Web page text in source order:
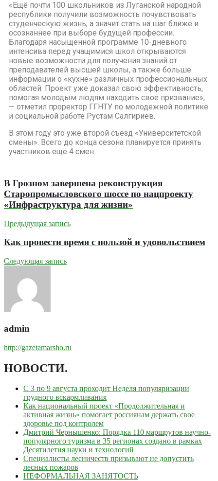
«Ещё почти 100 школьников из Луганской народной
республики получили возможность почувствовать
студенческую жизнь, а значит стать на шаг ближе и
осознаннее при выборе будущей профессии.
Благодаря насыщенной программе 10-дневного
интенсива перед учащимися школ открываются
новые возможности для получения знаний от
преподавателей высшей школы, а также больше
информации о «кухне» различных профессиональных
областей. Проект уже доказал свою эффективность,
помогая молодым людям находить свое призвание»,
— отметил проректор ГГНТУ по молодежной политике
и социальной работе Рустам Салгириев.
В этом году это уже второй съезд «Университетской
смены». Всего до конца сезона планируется принять
участников ещё 4 смен.
В Грозном завершена реконструкция
Старопромысловского шоссе по нацпроекту
«Инфраструктура для жизни»
Предыдущая запись
Как провести время с пользой и удовольствием
Следующая запись
admin
http://gazetamarsho.ru
НОВОСТИ.
С 3 по 9 августа проходит Неделя популяризации
грудного вскармливания
Как национальный проект «Продолжительная и
активная жизнь» помогает россиянам держать свое
здоровье под контролем
Дмитрий Чернышенко: Порядка 110 маршрутов научно-
популярного туризма в 35 регионах создано в рамках
Десятилетия науки и технологий
Специалисты лесничеств призывают не допустить
лесных пожаров
НЕФОРМАЛЬНАЯ ЗАНЯТОСТЬ